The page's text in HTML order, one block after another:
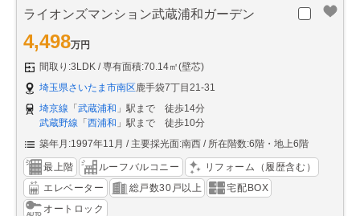
ライオンズマンション武蔵浦和ガーデン
4,498万円
間取り:3LDK
専有面積:70.14㎡(壁芯)
埼玉県さいたま市南区鹿手袋7丁目21-31
埼京線 「 武蔵浦和 」駅まで 徒歩14分
武蔵野線 「 西浦和 」駅まで 徒歩10分
築年月:1997年11月
主要採光面:南西 所在階数:6階・地上6階
最上階 ルーフバルコニー
リフォーム（履歴含む）
エレベーター
総戸数30戸以上
宅配BOX
オートロック